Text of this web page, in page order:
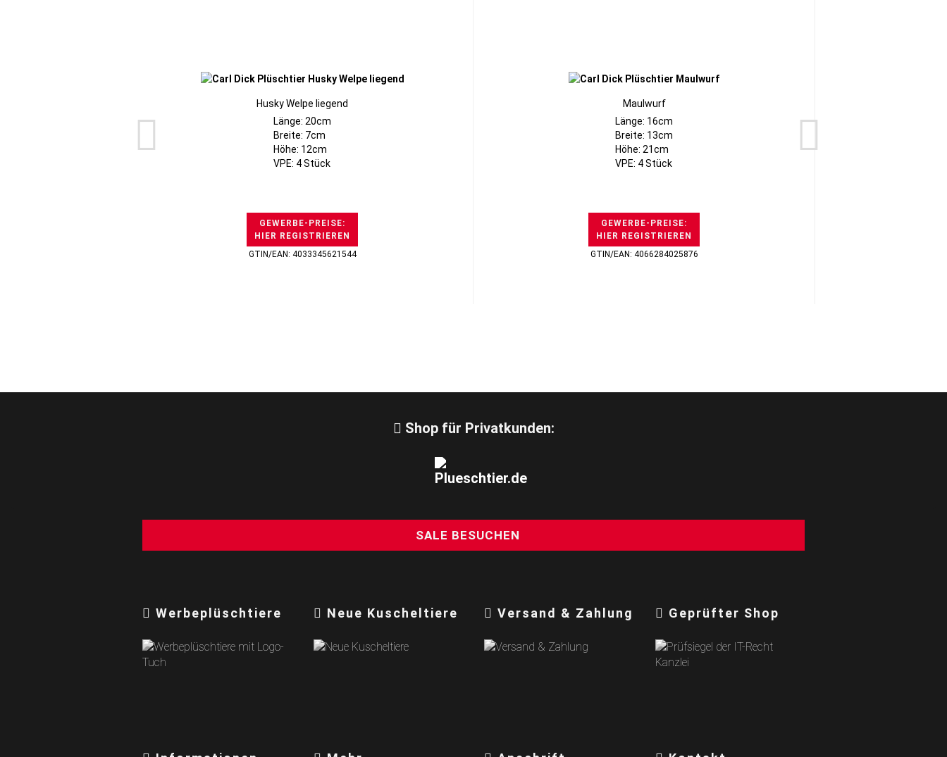
Husky Welpe liegend
Länge: 20cm
Breite: 7cm
Höhe: 12cm
VPE: 4 Stück
GEWERBE-PREISE:
HIER REGISTRIEREN
GTIN/EAN: 4033345621544
Maulwurf
Länge: 16cm
Breite: 13cm
Höhe: 21cm
VPE: 4 Stück
GEWERBE-PREISE:
HIER REGISTRIEREN
GTIN/EAN: 4066284025876
Shop für Privatkunden:
SALE BESUCHEN
Werbeplüschtiere Neue Kuscheltiere Versand & Zahlung Geprüfter Shop